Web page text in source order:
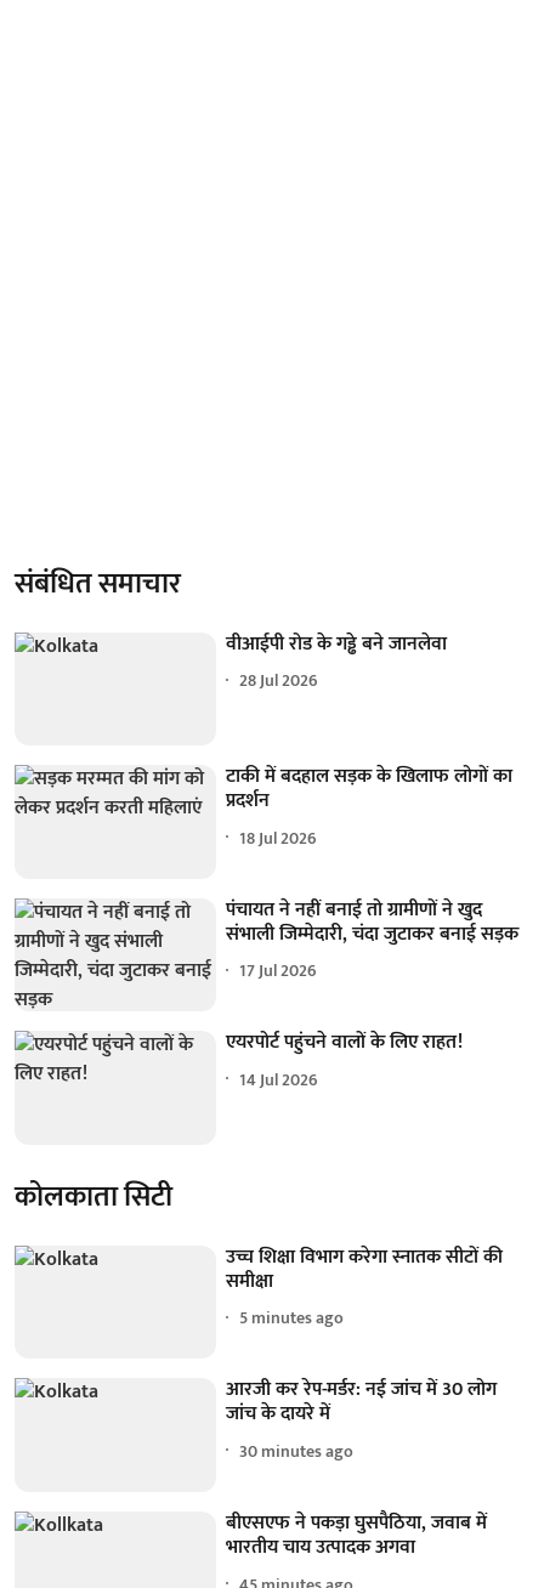
संबंधित समाचार
वीआईपी रोड के गड्ढे बने जानलेवा
28 Jul 2026
टाकी में बदहाल सड़क के खिलाफ लोगों का
प्रदर्शन
18 Jul 2026
पंचायत ने नहीं बनाई तो ग्रामीणों ने खुद
संभाली जिम्मेदारी, चंदा जुटाकर बनाई सड़क
17 Jul 2026
एयरपोर्ट पहुंचने वालों के लिए राहत!
14 Jul 2026
कोलकाता सिटी
उच्च शिक्षा विभाग करेगा स्नातक सीटों की
समीक्षा
5 minutes ago
आरजी कर रेप-मर्डर: नई जांच में 30 लोग
जांच के दायरे में
30 minutes ago
बीएसएफ ने पकड़ा घुसपैठिया, जवाब में
भारतीय चाय उत्पादक अगवा